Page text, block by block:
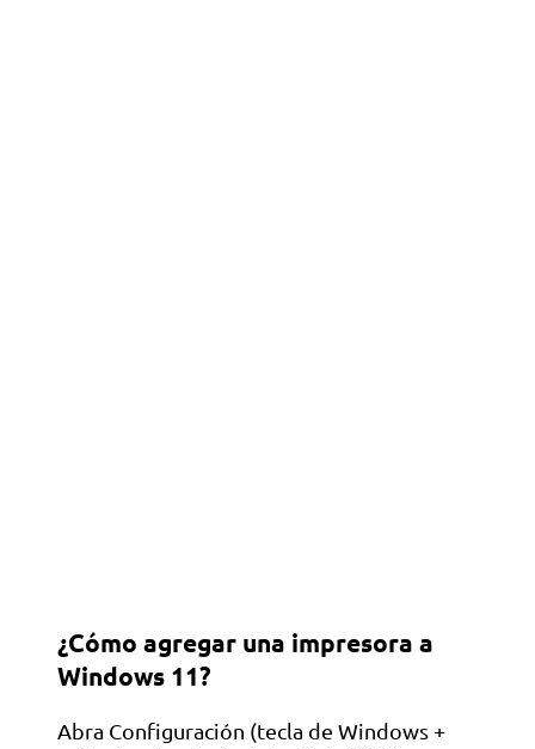
¿Cómo agregar una impresora a
Windows 11?
Abra Configuración (tecla de Windows +